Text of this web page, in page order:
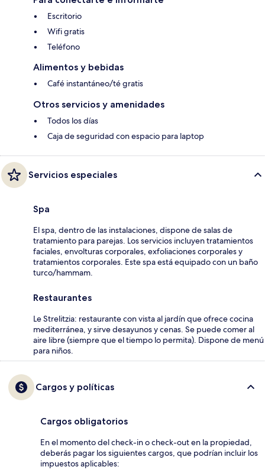
Escritorio
Wifi gratis
Teléfono
Alimentos y bebidas
Café instantáneo/té gratis
Otros servicios y amenidades
Todos los días
Caja de seguridad con espacio para laptop
Servicios especiales
Spa
El spa, dentro de las instalaciones, dispone de salas de
tratamiento para parejas. Los servicios incluyen tratamientos
faciales, envolturas corporales, exfoliaciones corporales y
tratamientos corporales. Este spa está equipado con un baño
turco/hammam.
Restaurantes
Le Strelitzia: restaurante con vista al jardín que ofrece cocina
mediterránea, y sirve desayunos y cenas. Se puede comer al
aire libre (siempre que el tiempo lo permita). Dispone de menú
para niños.
Cargos y políticas
Cargos obligatorios
En el momento del check-in o check-out en la propiedad,
deberás pagar los siguientes cargos, que podrían incluir los
impuestos aplicables: